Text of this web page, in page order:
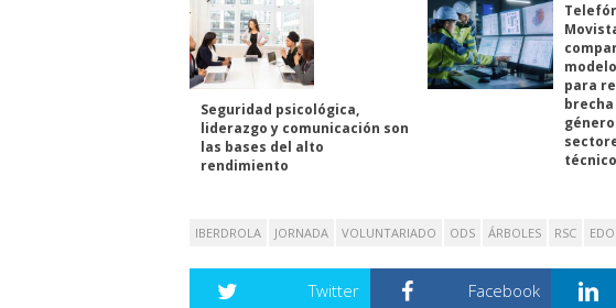
Seguridad psicológica,
liderazgo y comunicación son
las bases del alto
rendimiento
modelo
para
brecha
IBERDROLA JORNADA VOLUNTARIADO ODS ÁRBOLES RSC
Twitter Facebook